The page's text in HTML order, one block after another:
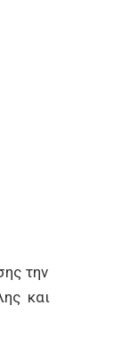
την
και